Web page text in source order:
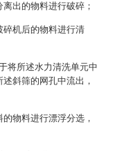
出的物料进行破碎；
碎机后的物料进行清
将所述水力清洗单元中
斜筛的网孔中流出，
物料进行漂浮分选，